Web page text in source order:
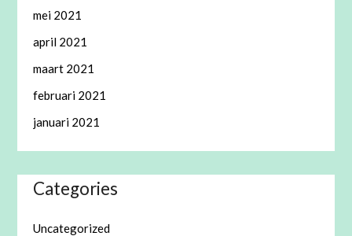
mei 2021
april 2021
maart 2021
februari 2021
januari 2021
Categories
Uncategorized